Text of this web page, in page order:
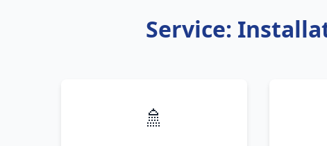
Service:
🚿